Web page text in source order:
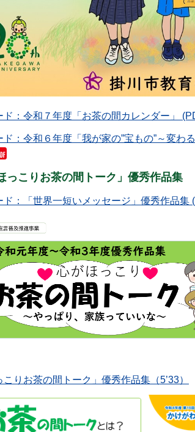
ド：令和７年度「お茶の間カレンダー」
ド：令和６年度「我が家の”宝もの”～変わ
っこりお茶の間トーク」優秀作品集
ド：「世界一短いメッセージ」優秀作品集
こりお茶の間トーク」優秀作品集（5’33）